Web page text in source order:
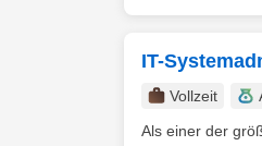
IT-
Vollzeit
Als einer der